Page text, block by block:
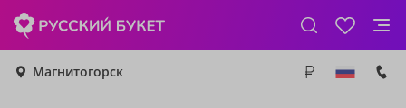
Магнитогорск